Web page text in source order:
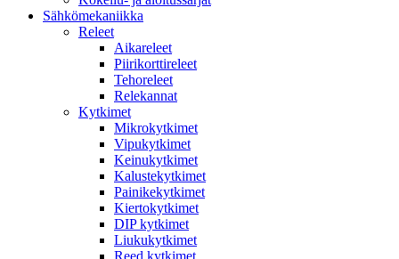
Sähkömekaniikka
Releet
Aikareleet
Piirikorttireleet
Tehoreleet
Relekannat
Kytkimet
Mikrokytkimet
Vipukytkimet
Keinukytkimet
Kalustekytkimet
Painikekytkimet
Kiertokytkimet
DIP kytkimet
Liukukytkimet
Reed kytkimet